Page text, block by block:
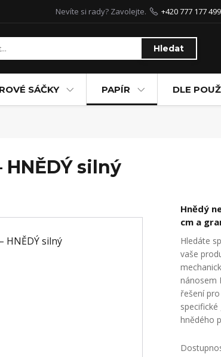
Hledat
Nevíte si rady? Zavolejte. +420 777 177 499
SÁČKY PAPÍR DLE
HNĚDÝ silný
Hnědý
cm a
Hledáte
vaše
nánosem
řešení
hnědého